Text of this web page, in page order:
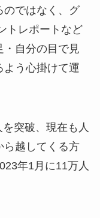
のではなく、グ
トレポートなど
・自分の目で見
よう心掛けて運
突破、現在も人
ら越してくる方
年1月に11万人